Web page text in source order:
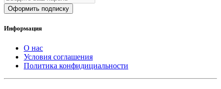
Оформить подписку
Информация
О нас
Условия соглашения
Политика конфидициальности